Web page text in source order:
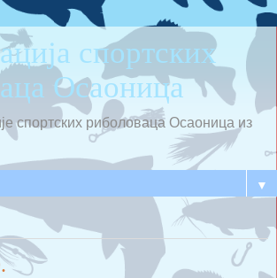
спортских
Осаоница
спортских риболоваца Осаоница из
▼